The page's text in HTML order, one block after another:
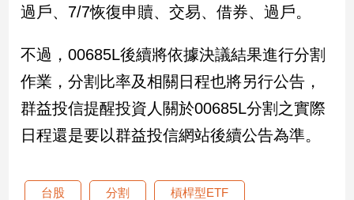
灣
點
南
台
灣
觀
過戶、7/7恢復申贖、交易、借券、過戶。
不過，00685L後續將依據決議結果進行分割
作業，分割比率及相關日程也將另行公告，
群益投信提醒投資人關於00685L分割之實際
日程還是要以群益投信網站後續公告為準。
台股 分割 槓桿型ETF